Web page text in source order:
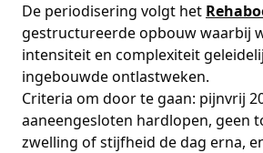
De periodisering volgt het
gestructureerde opbouw waarbij
intensiteit en complexiteit
ingebouwde ontlastweken.
Criteria om door te gaan: pijnvrij
aaneengesloten hardlopen, geen
zwelling of stijfheid de dag erna,